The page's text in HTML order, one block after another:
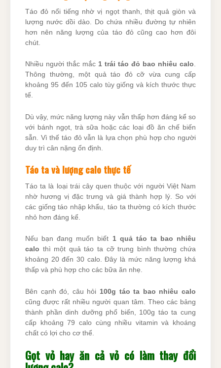
Táo đỏ nổi tiếng nhờ vị ngọt thanh, thịt quả giòn và
lượng nước dồi dào. Do chứa nhiều đường tự nhiên
hơn nên năng lượng của táo đỏ cũng cao hơn đôi
chút.
Nhiều người thắc mắc 1 trái táo đỏ bao nhiêu calo.
Thông thường, một quả táo đỏ cỡ vừa cung cấp
khoảng 95 đến 105 calo tùy giống và kích thước thực
tế.
Dù vậy, mức năng lượng này vẫn thấp hơn đáng kể so
với bánh ngọt, trà sữa hoặc các loại đồ ăn chế biến
sẵn. Vì thế táo đỏ vẫn là lựa chọn phù hợp cho người
duy trì cân nặng ổn định.
Táo ta và lượng calo thực tế
Táo ta là loại trái cây quen thuộc với người Việt Nam
nhờ hương vị đặc trưng và giá thành hợp lý. So với
các giống táo nhập khẩu, táo ta thường có kích thước
nhỏ hơn đáng kể.
Nếu bạn đang muốn biết 1 quả táo ta bao nhiêu
calo thì một quả táo ta cỡ trung bình thường chứa
khoảng 20 đến 30 calo. Đây là mức năng lượng khá
thấp và phù hợp cho các bữa ăn nhẹ.
Bên cạnh đó, câu hỏi 100g táo ta bao nhiêu calo
cũng được rất nhiều người quan tâm. Theo các bảng
thành phần dinh dưỡng phổ biến, 100g táo ta cung
cấp khoảng 79 calo cùng nhiều vitamin và khoáng
chất có lợi cho cơ thể.
Gọt vỏ hay ăn cả vỏ có làm thay đổi